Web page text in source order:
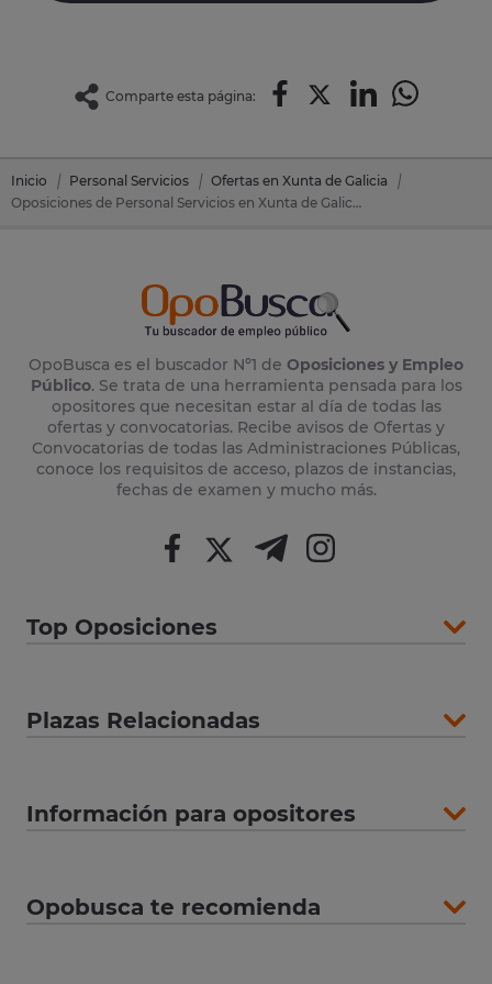
Comparte esta página:
Inicio Personal Servicios
Ofertas en Xunta de Galicia
Oposiciones de Personal Servicios en Xunta de Galicia
OpoBusca es el buscador Nº1 de Oposiciones y Empleo
Público. Se trata de una herramienta pensada para los
opositores que necesitan estar al día de todas las
ofertas y convocatorias. Recibe avisos de Ofertas y
Convocatorias de todas las Administraciones Públicas,
conoce los requisitos de acceso, plazos de instancias,
fechas de examen y mucho más.
Top Oposiciones
Plazas Relacionadas
Información para opositores
Opobusca te recomienda